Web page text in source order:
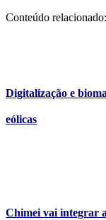
Conteúdo relacionado:
Digitalização e
eólicas
Chimei vai integrar